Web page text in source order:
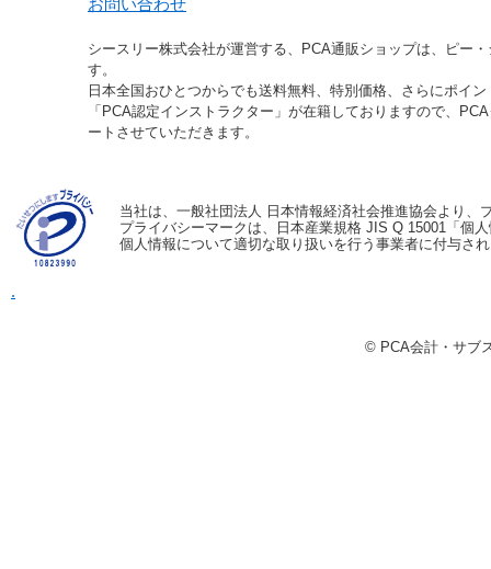
シースリー株式会社が運営する、PCA通販ショップは、ピー
す。
日本全国おひとつからでも送料無料、特別価格、さらにポイ
「PCA認定インストラクター」が在籍しておりますので、
ートさせていただきます。
当社は、一般社団法人 日本情報経済社会推進協会より、
プライバシーマークは、日本産業規格 JIS Q 15001「個
個人情報について適切な取り扱いを行う事業者に付与さ
.
© PCA会計・サブ